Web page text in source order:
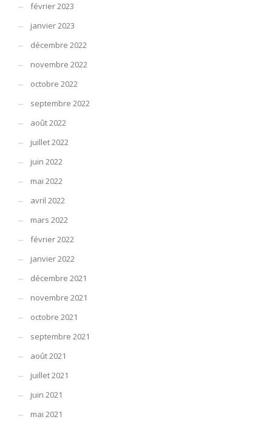
février 2023
janvier 2023
décembre 2022
novembre 2022
octobre 2022
septembre 2022
août 2022
juillet 2022
juin 2022
mai 2022
avril 2022
mars 2022
février 2022
janvier 2022
décembre 2021
novembre 2021
octobre 2021
septembre 2021
août 2021
juillet 2021
juin 2021
mai 2021